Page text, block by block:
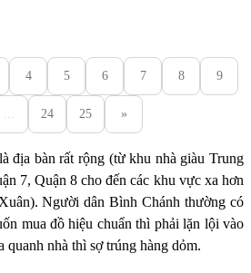
4 5 6 7 8 9
... 24 25 »
địa bàn rất rộng (từ khu nhà giàu Trung
7, Quận 8 cho đến các khu vực xa hơn
Người dân Bình Chánh thường có
mua đồ hiệu chuẩn thì phải lặn lội vào
quanh nhà thì sợ trúng hàng dỏm.